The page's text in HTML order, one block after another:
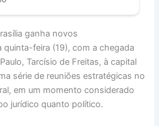
ganha novos
feira (19), com a chegada
Tarcísio de Freitas, à capital
série de reuniões estratégicas no
em um momento considerado
jurídico quanto político.